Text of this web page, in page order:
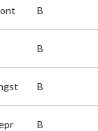
B
B
B
B